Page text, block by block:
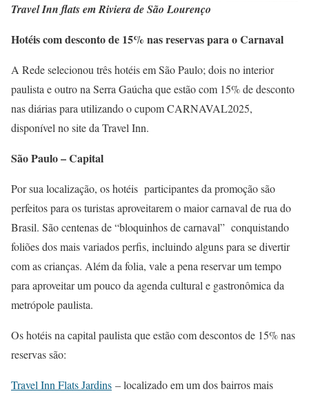
Travel Inn flats em Riviera de São Lourenço
Hotéis com desconto de 15% nas reservas para o Carnaval
A Rede selecionou três hotéis em São Paulo; dois no interior
paulista e outro na Serra Gaúcha que estão com 15% de desconto
nas diárias para utilizando o cupom CARNAVAL2025,
disponível no site da Travel Inn.
São Paulo – Capital
Por sua localização, os hotéis participantes da promoção são
perfeitos para os turistas aproveitarem o maior carnaval de rua do
Brasil. São centenas de “bloquinhos de carnaval” conquistando
foliões dos mais variados perfis, incluindo alguns para se divertir
com as crianças. Além da folia, vale a pena reservar um tempo
para aproveitar um pouco da agenda cultural e gastronômica da
metrópole paulista.
Os hotéis na capital paulista que estão com descontos de 15% nas
reservas são:
Travel Inn Flats Jardins – localizado em um dos bairros mais